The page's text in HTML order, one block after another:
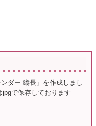
ダー 縦長」を作成しまし
で保存しております